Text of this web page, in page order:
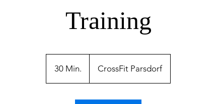
Training
30 Min.
0
CrossFit Parsdorf